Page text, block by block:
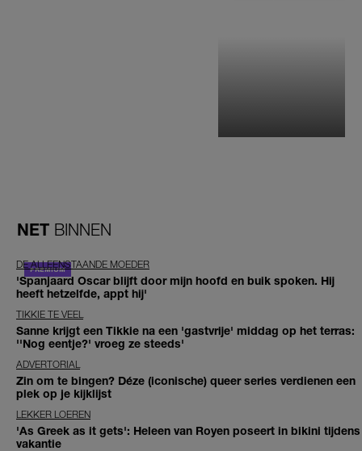
NET BINNEN
DE ALLEENSTAANDE MOEDER
'Spanjaard Oscar blijft door mijn hoofd en buik spoken. Hij
heeft hetzelfde, appt hij'
TIKKIE TE VEEL
Sanne krijgt een Tikkie na een 'gastvrije' middag op het terras:
''Nog eentje?' vroeg ze steeds'
ADVERTORIAL
Zin om te bingen? Déze (iconische) queer series verdienen een
plek op je kijklijst
LEKKER LOEREN
'As Greek as it gets': Heleen van Royen poseert in bikini tijdens
vakantie